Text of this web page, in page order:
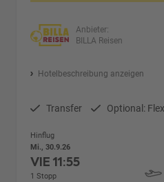
Anbieter:
BILLA Reisen
Hotelbeschreibung anzeigen
Transfer Optional:
Hinflug
Mi., 30.9.26
VIE11:55
1 Stopp